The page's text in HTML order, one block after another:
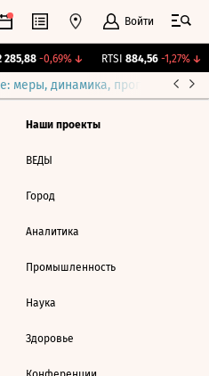
Войти
-0,69%↓ RTSI 884,56 -1,27%↓
меры, динамика, прогнозы
Наши проекты
ВЕДЫ
Город
Аналитика
Промышленность
Наука
Здоровье